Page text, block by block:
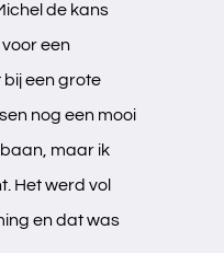
de kans
een
een grote
nog een mooi
maar ik
Het werd vol
en dat was